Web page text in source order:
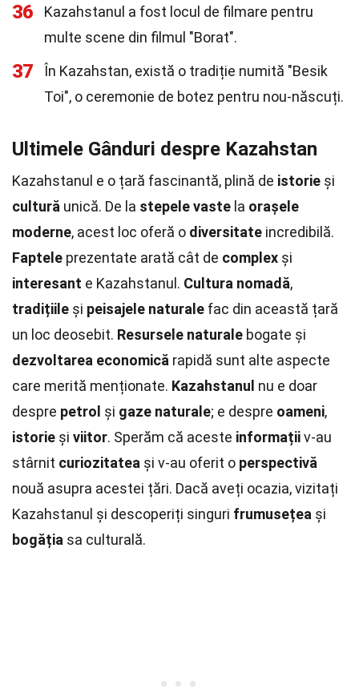
36
Kazahstanul a fost locul de filmare pentru
multe scene din filmul "Borat".
37
În Kazahstan, există o tradiție numită "Besik
Toi", o ceremonie de botez pentru nou-născuți.
Ultimele Gânduri despre Kazahstan
Kazahstanul e o țară fascinantă, plină de istorie și
cultură unică. De la stepele vaste la orașele
moderne, acest loc oferă o diversitate incredibilă.
Faptele prezentate arată cât de complex și
interesant e Kazahstanul. Cultura nomadă,
tradițiile și peisajele naturale fac din această țară
un loc deosebit. Resursele naturale bogate și
dezvoltarea economică rapidă sunt alte aspecte
care merită menționate. Kazahstanul nu e doar
despre petrol și gaze naturale; e despre oameni,
istorie și viitor. Sperăm că aceste informațiiv-au
stârnit curiozitatea și v-au oferit o perspectivă
nouă asupra acestei țări. Dacă aveți ocazia, vizitați
Kazahstanul și descoperiți singuri frumusețea și
bogăția sa culturală.